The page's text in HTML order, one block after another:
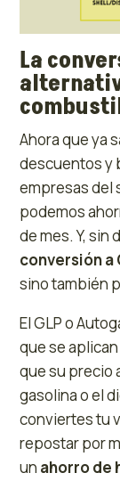
La
Ahora que ya
descuentos y
empresas del
podemos
de mes. Y, sin
conversión a
sino también
El GLP o
que se
que su precio
gasolina o el
conviertes tu
repostar por
un ahorro de